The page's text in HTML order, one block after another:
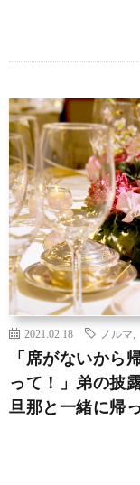
2021.02.18 ノルマ
「席がないから
って！」弟の披
旦那と一緒に帰